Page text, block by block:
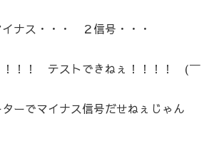
ナス・・・ ２信号・・・
！！！ テストできねぇ！！！！ (￣
ーでマイナス信号だせねぇじゃん